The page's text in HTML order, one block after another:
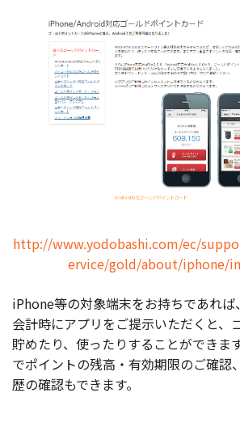
http://www.yodobashi.com/ec/
ervice/gold/about/iphone/
iPhone等の対象端末をお持ちであれ
会計時にアプリをご提示いただくと、
貯めたり、使ったりすることができま
でポイントの残高・有効期限のご確認
歴の確認もできます。